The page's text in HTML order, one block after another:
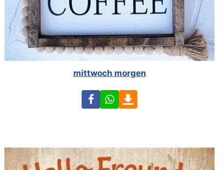
mittwoch morgen
FacebookWhatsApp